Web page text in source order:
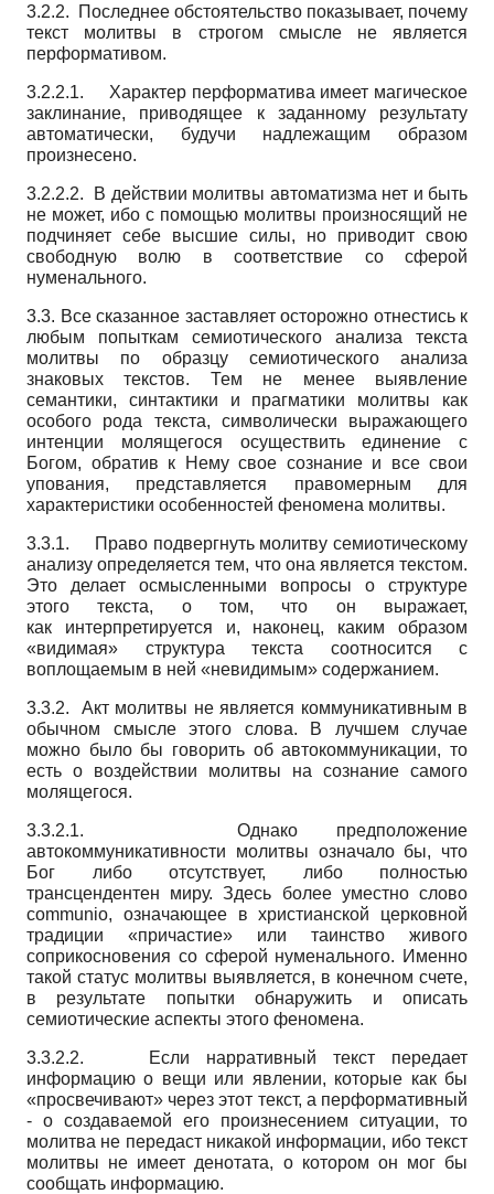
3.2.2. Последнее обстоятельство показывает, почему
текст молитвы в строгом смысле не является
перформативом.
3.2.2.1. Характер перформатива имеет магическое
заклинание, приводящее к заданному результату
автоматически, будучи надлежащим образом
произнесено.
3.2.2.2. В действии молитвы автоматизма нет и быть
не может, ибо с помощью молитвы произносящий не
подчиняет себе высшие силы, но приводит свою
свободную волю в соответствие со сферой
нуменального.
3.3. Все сказанное заставляет осторожно отнестись к
любым попыткам семиотического анализа текста
молитвы по образцу семиотического анализа
знаковых текстов. Тем не менее выявление
семантики, синтактики и прагматики молитвы как
особого рода текста, символически выражающего
интенции молящегося осуществить единение с
Богом, обратив к Нему свое сознание и все свои
упования, представляется правомерным для
характеристики особенностей феномена молитвы.
3.3.1. Право подвергнуть молитву семиотическому
анализу определяется тем, что она является текстом.
Это делает осмысленными вопросы о структуре
этого текста, о том, что он выражает,
как интерпретируется и, наконец, каким образом
«видимая» структура текста соотносится с
воплощаемым в ней «невидимым» содержанием.
3.3.2. Акт молитвы не является коммуникативным в
обычном смысле этого слова. В лучшем случае
можно было бы говорить об автокоммуникации, то
есть о воздействии молитвы на сознание самого
молящегося.
3.3.2.1. Однако предположение
автокоммуникативности молитвы означало бы, что
Бог либо отсутствует, либо полностью
трансцендентен миру. Здесь более уместно слово
communio, означающее в христианской церковной
традиции «причастие» или таинство живого
соприкосновения со сферой нуменального. Именно
такой статус молитвы выявляется, в конечном счете,
в результате попытки обнаружить и описать
семиотические аспекты этого феномена.
3.3.2.2. Если нарративный текст передает
информацию о вещи или явлении, которые как бы
«просвечивают» через этот текст, а перформативный
- о создаваемой его произнесением ситуации, то
молитва не передаст никакой информации, ибо текст
молитвы не имеет денотата, о котором он мог бы
сообщать информацию.